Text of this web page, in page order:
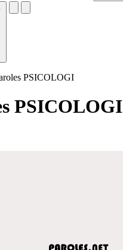
PSICOLOGI
PSICOLOGI